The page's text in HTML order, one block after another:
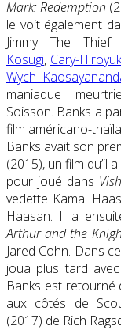
Mark: Redemption
le voit également
Jimmy The Thief
Kosugi, Cary-
Wych
maniaque
Soisson. Banks a
film américano-
Banks avait son
(2015), un film qu’il
pour joué dans
vedette Kamal
Haasan. Il a
Arthur and the
Jared Cohn. Dans
joua plus tard
Banks est retourné
aux côtés de
(2017) de Rich